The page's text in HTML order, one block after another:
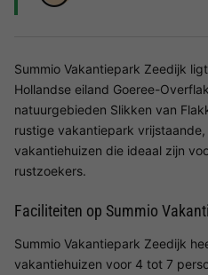
Summio Vakantiepark Zeedijk
Hollandse eiland Goeree-
natuurgebieden Slikken van
rustige vakantiepark
vakantiehuizen die ideaal zijn
rustzoekers.
Faciliteiten op Summio
Summio Vakantiepark Zeedijk
vakantiehuizen voor 4 tot 7